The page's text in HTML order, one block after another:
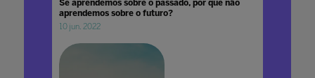
Se aprendemos sobre o passado, por que não
aprendemos sobre o futuro?
10 jun. 2022